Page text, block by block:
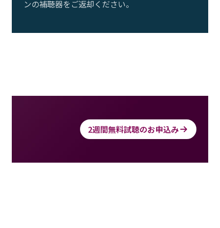
ンの補聴器をご返却ください。
2週間無料試聴のお申込み